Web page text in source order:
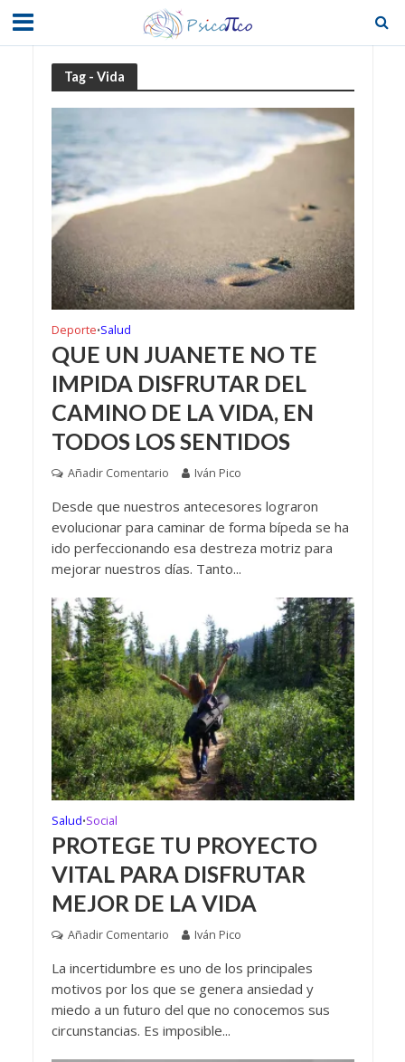
Tag - Vida
Deporte•Salud
QUE UN JUANETE NO TE
IMPIDA DISFRUTAR DEL
CAMINO DE LA VIDA, EN
TODOS LOS SENTIDOS
Añadir Comentario Iván Pico
Desde que nuestros antecesores lograron
evolucionar para caminar de forma bípeda se ha
ido perfeccionando esa destreza motriz para
mejorar nuestros días. Tanto...
Salud•Social
PROTEGE TU PROYECTO
VITAL PARA DISFRUTAR
MEJOR DE LA VIDA
Añadir Comentario Iván Pico
La incertidumbre es uno de los principales
motivos por los que se genera ansiedad y
miedo a un futuro del que no conocemos sus
circunstancias. Es imposible...